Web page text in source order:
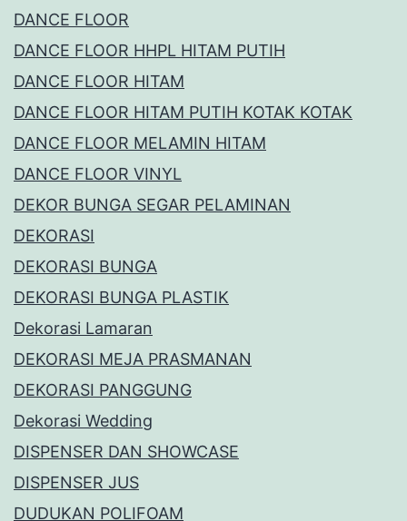
DANCE FLOOR
DANCE FLOOR HHPL HITAM PUTIH
DANCE FLOOR HITAM
DANCE FLOOR HITAM PUTIH KOTAK KOTAK
DANCE FLOOR MELAMIN HITAM
DANCE FLOOR VINYL
DEKOR BUNGA SEGAR PELAMINAN
DEKORASI
DEKORASI BUNGA
DEKORASI BUNGA PLASTIK
Dekorasi Lamaran
DEKORASI MEJA PRASMANAN
DEKORASI PANGGUNG
Dekorasi Wedding
DISPENSER DAN SHOWCASE
DISPENSER JUS
DUDUKAN POLIFOAM